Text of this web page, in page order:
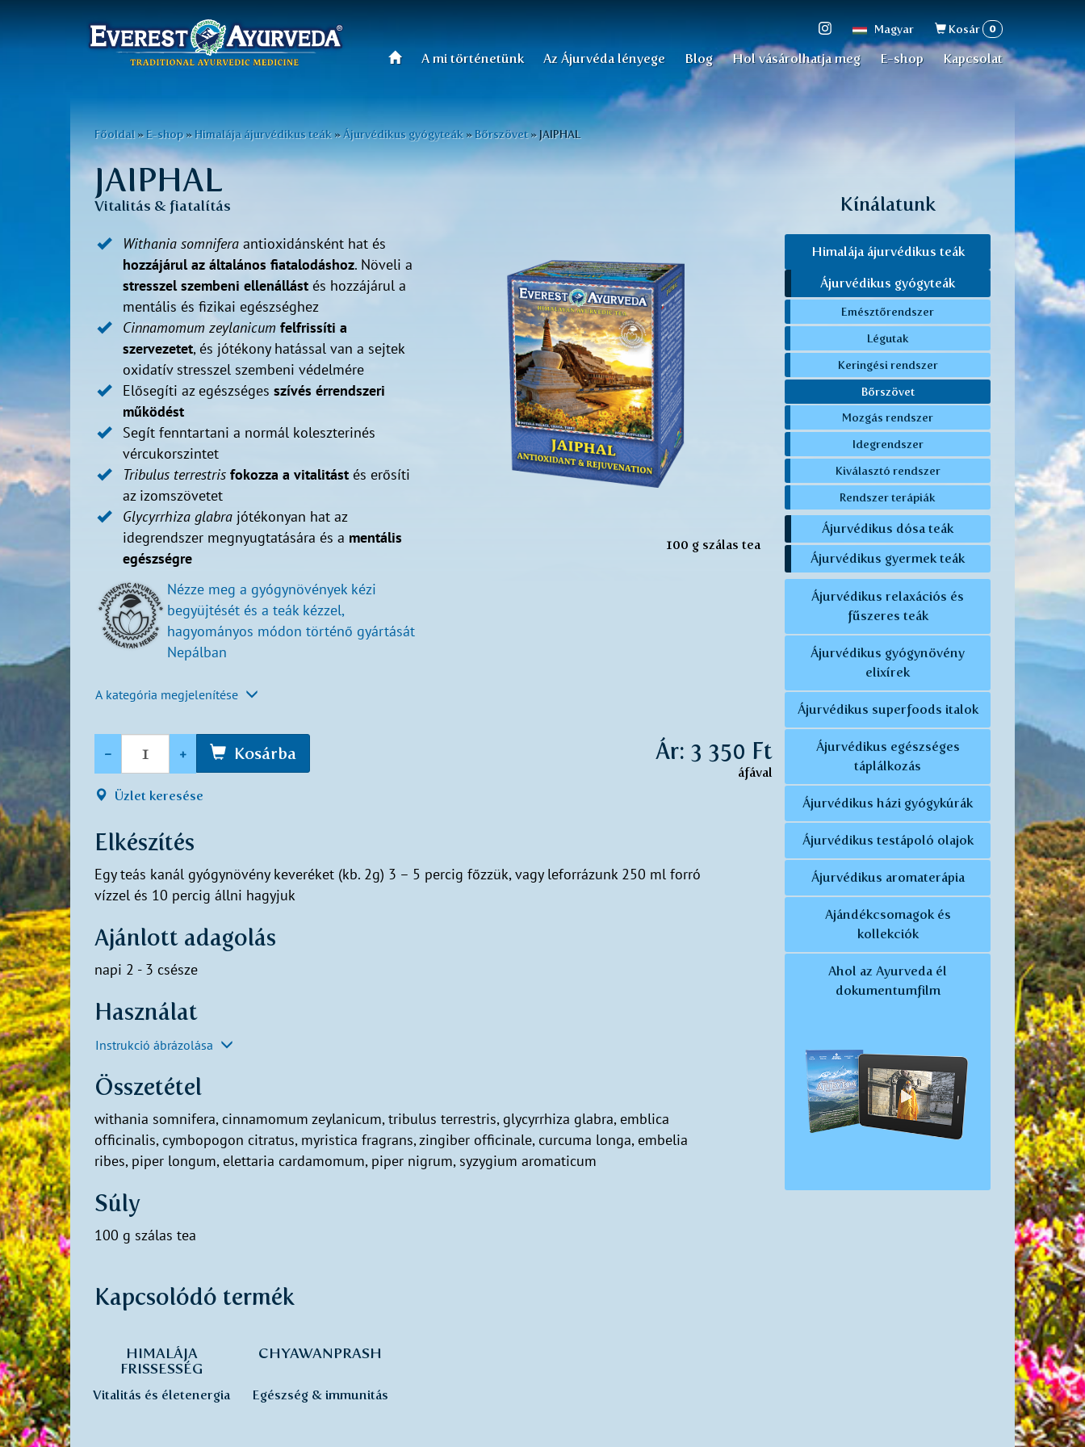
Magyar
Keresés
űrlap
Kosár 0
Főmenü
A mi történetünk Az Ájurvéda lényege Blog Hol vásárolhatja meg E-shop Kapcsolat
Jelenlegi
hely
Főoldal » E-shop » Himalája ájurvédikus teák » Ájurvédikus gyógyteák » Bőrszövet » JAIPHAL
JAIPHAL
Vitalitás & fiatalítás
100 g szálas tea
Withania somnifera antioxidánsként hat és
hozzájárul az általános fiatalodáshoz. Növeli a
stresszel szembeni ellenállást és hozzájárul a
mentális és fizikai egészséghez
Cinnamomum zeylanicum felfrissíti a
szervezetet, és jótékony hatással van a sejtek
oxidatív stresszel szembeni védelmére
Elősegíti az egészséges szívés érrendszeri
működést
Segít fenntartani a normál koleszterinés
vércukorszintet
Tribulus terrestris fokozza a vitalitást és erősíti
az izomszövetet
Glycyrrhiza glabra jótékonyan hat az
idegrendszer megnyugtatására és a mentális
egészségre
Nézze meg a gyógynövények kézi
begyüjtését és a teák kézzel,
hagyományos módon történő gyártását
Nepálban
A kategória megjelenítése
- + Kosárba
Üzlet keresése
Ár: 3 350 Ft
áfával
Elkészítés
Egy teás kanál gyógynövény keveréket (kb. 2g) 3 – 5 percig főzzük, vagy leforrázunk 250 ml forró
vízzel és 10 percig állni hagyjuk
Ajánlott adagolás
napi 2 - 3 csésze
Használat
Instrukció ábrázolása
Összetétel
withania somnifera, cinnamomum zeylanicum, tribulus terrestris, glycyrrhiza glabra, emblica
officinalis, cymbopogon citratus, myristica fragrans, zingiber officinale, curcuma longa, embelia
ribes, piper longum, elettaria cardamomum, piper nigrum, syzygium aromaticum
Súly
100 g szálas tea
Kapcsolódó termék
HIMALÁJA
FRISSESSÉG
Vitalitás és életenergia
CHYAWANPRASH
Egészség & immunitás
Kínálatunk
Himalája ájurvédikus teák
Ájurvédikus gyógyteák
Emésztőrendszer
Légutak
Keringési rendszer
Bőrszövet
Mozgás rendszer
Idegrendszer
Kiválasztó rendszer
Rendszer terápiák
Ájurvédikus dósa teák
Ájurvédikus gyermek teák
Ájurvédikus relaxációs és
fűszeres teák
Ájurvédikus gyógynövény
elixírek
Ájurvédikus superfoods italok
Ájurvédikus egészséges
táplálkozás
Ájurvédikus házi gyógykúrák
Ájurvédikus testápoló olajok
Ájurvédikus aromaterápia
Ajándékcsomagok és
kollekciók
Ahol az Ayurveda él
dokumentumfilm